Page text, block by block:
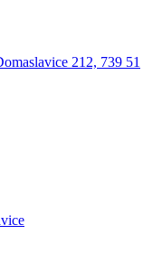
212, 739 51